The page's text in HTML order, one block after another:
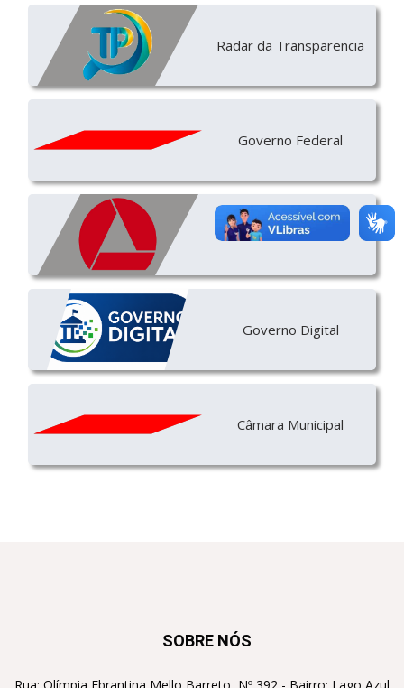
Radar da Transparencia
Governo Federal
Governo Estadual
Governo Digital
Câmara Municipal
SOBRE NÓS